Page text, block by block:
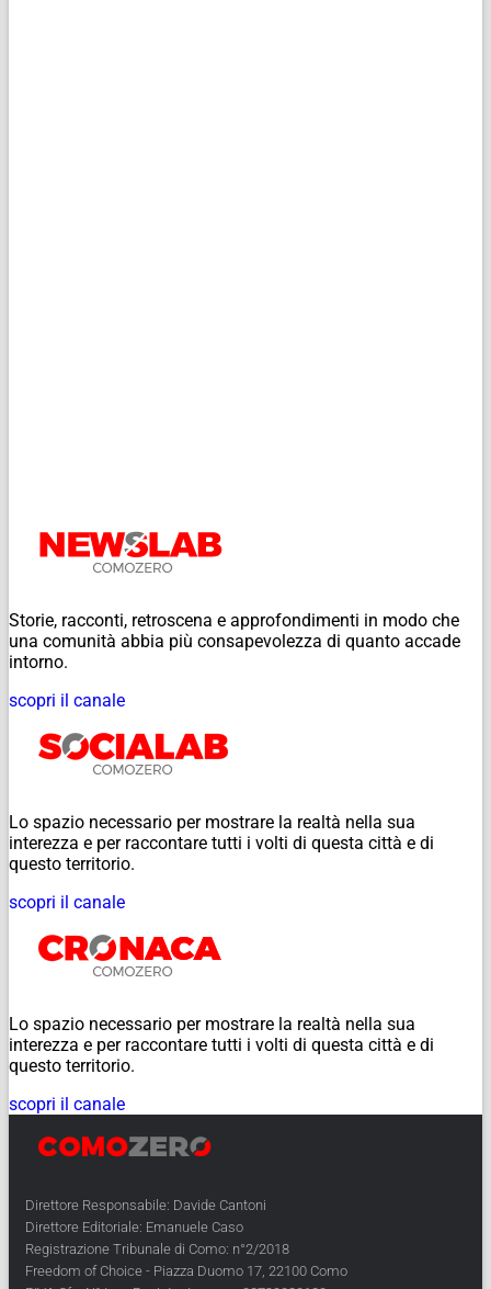
Storie, racconti, retroscena e approfondimenti in modo che
una comunità abbia più consapevolezza di quanto accade
intorno.
scopri il canale
Lo spazio necessario per mostrare la realtà nella sua
interezza e per raccontare tutti i volti di questa città e di
questo territorio.
scopri il canale
Lo spazio necessario per mostrare la realtà nella sua
interezza e per raccontare tutti i volti di questa città e di
questo territorio.
scopri il canale
Direttore Responsabile: Davide Cantoni
Direttore Editoriale: Emanuele Caso
Registrazione Tribunale di Como: n°2/2018
Freedom of Choice - Piazza Duomo 17, 22100 Como